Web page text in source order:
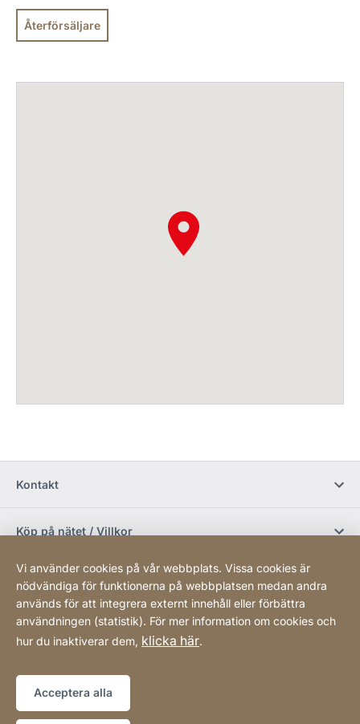
Återförsäljare
Kontakt
Köp på nätet / Villkor
Newsletter
Webbplats
[Website
information]
Sitemap
Vi använder cookies på vår webbplats. Vissa cookies är
nödvändiga för funktionerna på webbplatsen medan andra
används för att integrera externt innehåll eller förbättra
användningen (statistik). För mer information om cookies och
hur du inaktiverar dem, klicka här.
Acceptera alla